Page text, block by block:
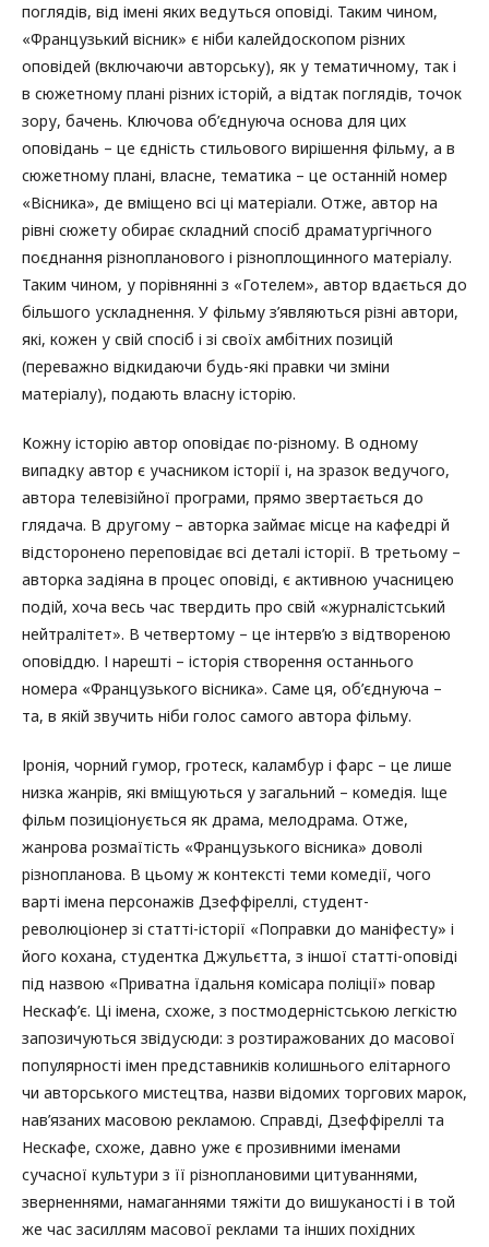
поглядів, від імені яких ведуться оповіді. Таким чином,
«Французький вісник» є ніби калейдоскопом різних
оповідей (включаючи авторську), як у тематичному, так і
в сюжетному плані різних історій, а відтак поглядів, точок
зору, бачень. Ключова об’єднуюча основа для цих
оповідань – це єдність стильового вирішення фільму, а в
сюжетному плані, власне, тематика – це останній номер
«Вісника», де вміщено всі ці матеріали. Отже, автор на
рівні сюжету обирає складний спосіб драматургічного
поєднання різнопланового і різноплощинного матеріалу.
Таким чином, у порівнянні з «Готелем», автор вдається до
більшого ускладнення. У фільму з’являються різні автори,
які, кожен у свій спосіб і зі своїх амбітних позицій
(переважно відкидаючи будь-які правки чи зміни
матеріалу), подають власну історію.
Кожну історію автор оповідає по-різному. В одному
випадку автор є учасником історії і, на зразок ведучого,
автора телевізійної програми, прямо звертається до
глядача. В другому – авторка займає місце на кафедрі й
відсторонено переповідає всі деталі історії. В третьому –
авторка задіяна в процес оповіді, є активною учасницею
подій, хоча весь час твердить про свій «журналістський
нейтралітет». В четвертому – це інтерв’ю з відтвореною
оповіддю. І нарешті – історія створення останнього
номера «Французького вісника». Саме ця, об’єднуюча –
та, в якій звучить ніби голос самого автора фільму.
Іронія, чорний гумор, гротеск, каламбур і фарс – це лише
низка жанрів, які вміщуються у загальний – комедія. Іще
фільм позиціонується як драма, мелодрама. Отже,
жанрова розмаїтість «Французького вісника» доволі
різнопланова. В цьому ж контексті теми комедії, чого
варті імена персонажів Дзеффіреллі, студент-
революціонер зі статті-історії «Поправки до маніфесту» і
його кохана, студентка Джульєтта, з іншої статті-оповіді
під назвою «Приватна їдальня комісара поліції» повар
Нескаф’є. Ці імена, схоже, з постмодерністською легкістю
запозичуються звідусюди: з розтиражованих до масової
популярності імен представників колишнього елітарного
чи авторського мистецтва, назви відомих торгових марок,
нав’язаних масовою рекламою. Справді, Дзеффіреллі та
Нескафе, схоже, давно уже є прозивними іменами
сучасної культури з її різноплановими цитуваннями,
зверненнями, намаганнями тяжіти до вишуканості і в той
же час засиллям масової реклами та інших похідних